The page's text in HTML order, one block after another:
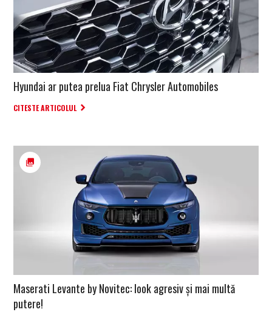
Hyundai ar putea prelua Fiat Chrysler Automobiles
CITESTE ARTICOLUL
Maserati Levante by Novitec: look agresiv și mai multă
putere!